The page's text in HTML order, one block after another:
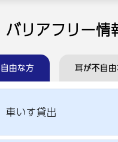
バリアフリー情
由な方 耳が不自
車いす貸出